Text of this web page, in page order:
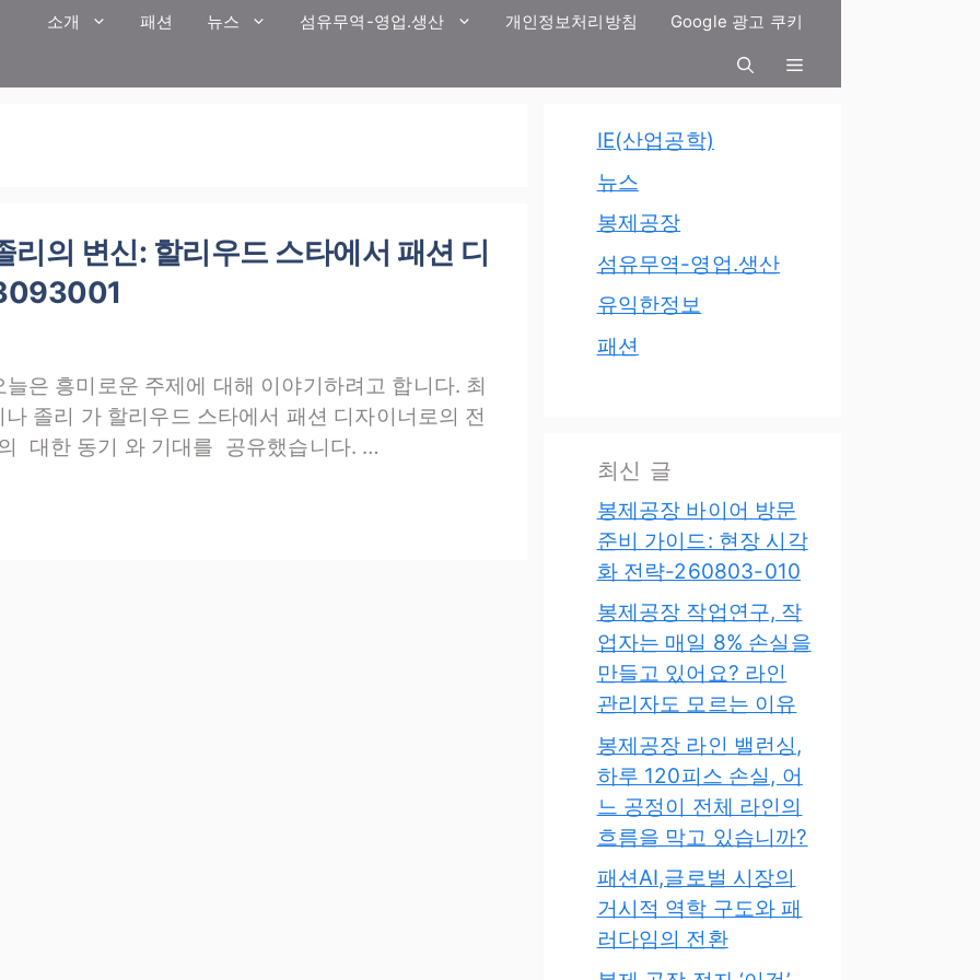
소개 패션 뉴스 섬유무역-영업.생산 개인정보처리방침 Google 광고 쿠키
리의 변신: 할리우드 스타에서 패션 디
은 흥미로운 주제에 대해 이야기하려고 합니다. 최
졸리 가 할리우드 스타에서 패션 디자이너로의 전
대한 동기 와 기대를 공유했습니다. …
IE(산업공학)
뉴스
봉제공장
섬유무역-영업.생산
유익한정보
패션
최신 글
봉제공장 바이어 방문
준비 가이드: 현장 시각
화 전략-260803-010
봉제공장 작업연구, 작
업자는 매일 8% 손실을
만들고 있어요? 라인
관리자도 모르는 이유
봉제공장 라인 밸런싱,
하루 120피스 손실, 어
느 공정이 전체 라인의
흐름을 막고 있습니까?
패션AI,글로벌 시장의
거시적 역학 구도와 패
러다임의 전환